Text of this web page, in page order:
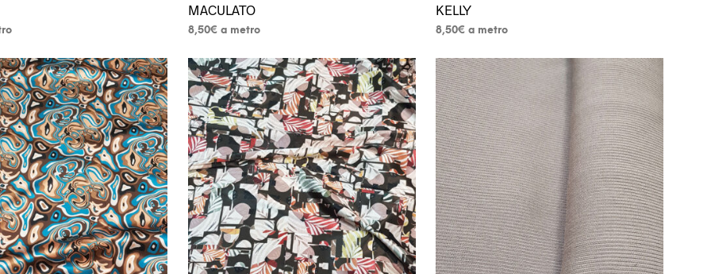
MACULATO
8,50€ a metro
prodotto
ha
più
varianti.
Le
opzioni
possono
essere
scelte
nella
pagina
KELLY
8,50€ a metro
prodotto
ha
più
varianti.
Le
opzioni
possono
essere
scelte
nella
pagina